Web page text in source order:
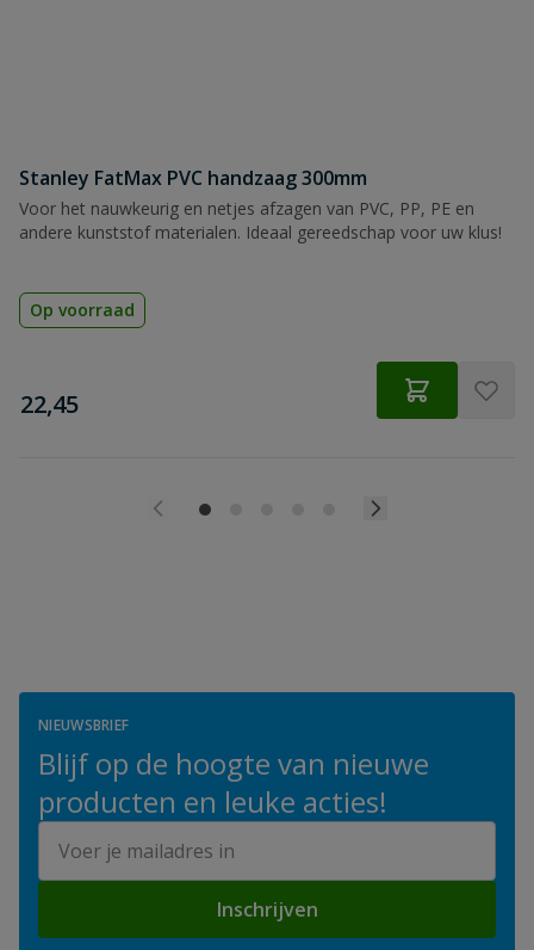
Stanley FatMax PVC handzaag 300mm
Voor het nauwkeurig en netjes afzagen van PVC, PP, PE en
andere kunststof materialen. Ideaal gereedschap voor uw klus!
Op voorraad
€
22,45
NIEUWSBRIEF
Blijf op de hoogte van nieuwe
producten en leuke acties!
Inschrijven